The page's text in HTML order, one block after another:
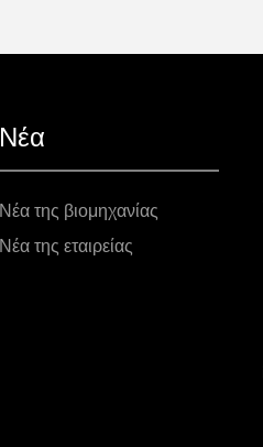
Νέα
Νέα της βιομηχανίας
Νέα της εταιρείας